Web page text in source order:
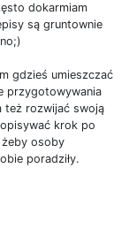
dokarmiam
są gruntownie
gdzieś umieszczać
przygotowywania
też rozwijać swoją
krok po
osoby
poradziły.